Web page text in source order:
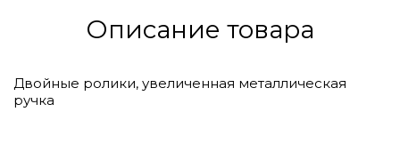
Описание товара
Двойные ролики, увеличенная металлическая
ручка